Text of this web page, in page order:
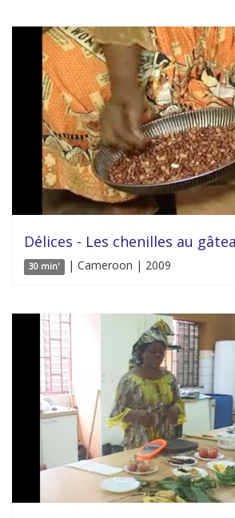
Délices - Les chenilles au
30 min' | Cameroon | 2009